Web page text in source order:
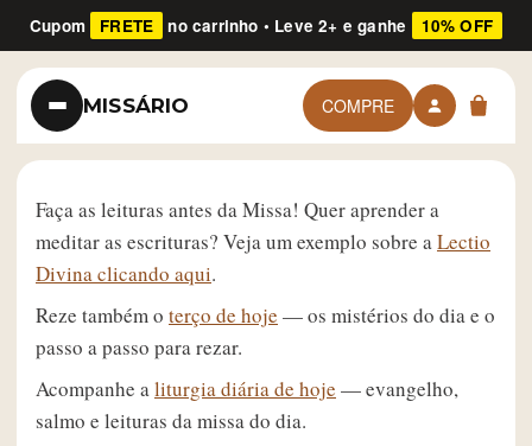
Cupom FRETE no carrinho • Leve 2+ e ganhe 10% OFF
MISSÁRIO COMPRE
Faça as leituras antes da Missa! Quer aprender a
meditar as escrituras? Veja um exemplo sobre aLectio
Divina clicando aqui.
Reze também o terço de hoje — os mistérios do dia e o
passo a passo para rezar.
Acompanhe aliturgia diária de hoje — evangelho,
salmo e leituras da missa do dia.